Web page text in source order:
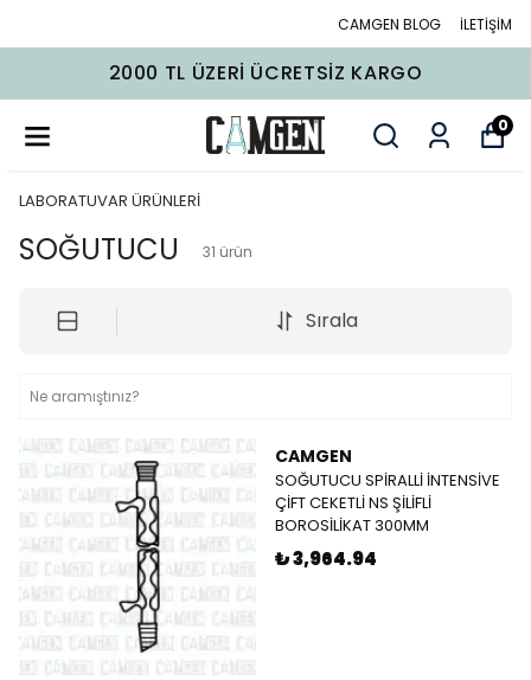
CAMGEN BLOG İLETİŞİM
2000 TL ÜZERI ÜCRETSIZ KARGO
0
LABORATUVAR ÜRÜNLERİ
SOĞUTUCU 31 ürün
Sırala
CAMGEN
SOĞUTUCU SPİRALLİ İNTENSİVE
ÇİFT CEKETLİ NS ŞİLİFLİ
BOROSİLİKAT 300MM
₺ 3,964.94